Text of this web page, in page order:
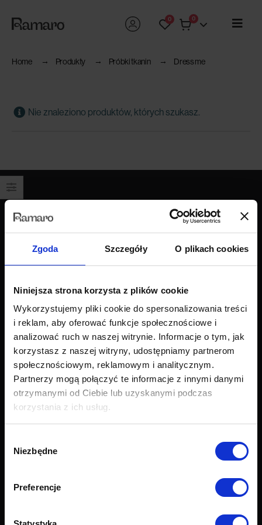
Zgoda Szczegóły O plikach cookies
Niniejsza strona korzysta z plików cookie
Wykorzystujemy pliki cookie do spersonalizowania treści
i reklam, aby oferować funkcje społecznościowe i
analizować ruch w naszej witrynie. Informacje o tym, jak
korzystasz z naszej witryny, udostępniamy partnerom
społecznościowym, reklamowym i analitycznym.
Partnerzy mogą połączyć te informacje z innymi danymi
otrzymanymi od Ciebie lub uzyskanymi podczas
korzystania z ich usług.
zgody
Niezbędne
Preferencje
0 0
Home Produkty Próbki tkanin Dress me
Nie znaleziono produktów, których szukasz.
Produkty
Narożniki
Krzesła i fotele
Stoły i stoliki
Akcesoria
Nowości
Obsługa klienta
Dostawa
Najczęściej zadawane pytania (FAQ)
Raty Credit Agricole